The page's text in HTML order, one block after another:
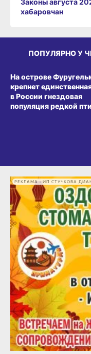
Законы августа
хабаровчан
ПОПУЛЯРНО У
На острове
крепнет
в России гнездовая
популяция редкой
РЕКЛАМА • ИП СТУЧКОВА